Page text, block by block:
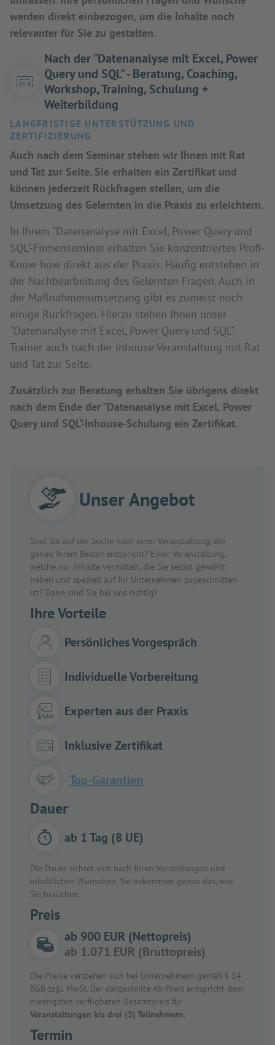
werden direkt einbezogen, um die Inhalte noch
relevanter für Sie zu gestalten.
Nach der "Datenanalyse mit Excel, Power
Query und SQL" - Beratung, Coaching,
Workshop, Training, Schulung +
Weiterbildung
LANGFRISTIGE UNTERSTÜTZUNG UND
ZERTIFIZIERUNG
Auch nach dem Seminar stehen wir Ihnen mit Rat
und Tat zur Seite. Sie erhalten ein Zertifikat und
können jederzeit Rückfragen stellen, um die
Umsetzung des Gelernten in die Praxis zu erleichtern.
In Ihrem "Datenanalyse mit Excel, Power Query und
SQL"-Firmenseminar erhalten Sie konzentriertes Profi-
Know-how direkt aus der Praxis. Häufig entstehen in
der Nachbearbeitung des Gelernten Fragen. Auch in
der Maßnahmenumsetzung gibt es zumeist noch
einige Rückfragen. Hierzu stehen Ihnen unser
"Datenanalyse mit Excel, Power Query und SQL"-
Trainer auch nach der Inhouse-Veranstaltung mit Rat
und Tat zur Seite.
Zusätzlich zur Beratung erhalten Sie übrigens direkt
nach dem Ende der "Datenanalyse mit Excel, Power
Query und SQL"-Inhouse-Schulung ein Zertifikat.
Unser Angebot
Sind Sie auf der Suche nach einer Veranstaltung, die
genau Ihrem Bedarf entspricht? Einer Veranstaltung,
welche nur Inhalte vermittelt, die Sie selbst gewählt
haben und speziell auf Ihr Unternehmen zugeschnitten
ist? Dann sind Sie bei uns richtig!
Ihre Vorteile
Persönliches Vorgespräch
Individuelle Vorbereitung
Experten aus der Praxis
Inklusive Zertifikat
Top-Garantien
Dauer
ab 1 Tag (8 UE)
Die Dauer richtet sich nach Ihren Vorstellungen und
inhaltlichen Wünschen. Sie bekommen genau das, was
Sie brauchen.
Preis
ab 900 EUR (Nettopreis)
ab 1.071 EUR (Bruttopreis)
Die Preise verstehen sich bei Unternehmern gemäß § 14
BGB zzgl. MwSt. Der dargestellte Ab-Preis entspricht dem
niedrigsten verfügbaren Gesamtpreis für
Veranstaltungen bis drei (3) Teilnehmern.
Termin